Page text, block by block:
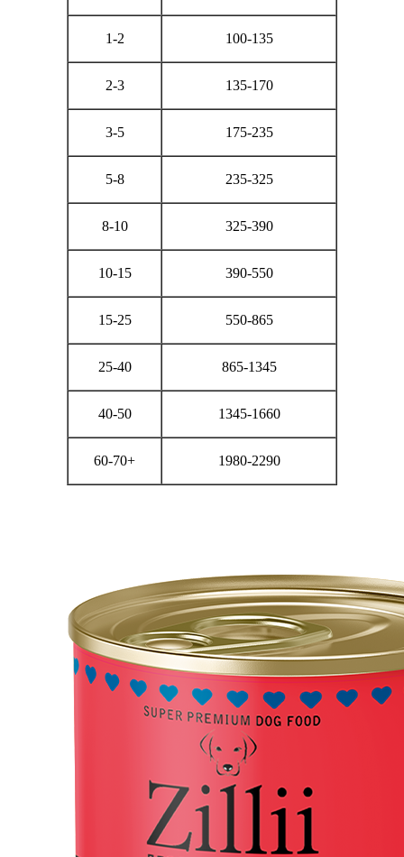
1-2 100-135
2-3 135-170
3-5 175-235
5-8 235-325
8-10 325-390
10-15 390-550
15-25 550-865
25-40 865-1345
40-50 1345-1660
60-70+ 1980-2290